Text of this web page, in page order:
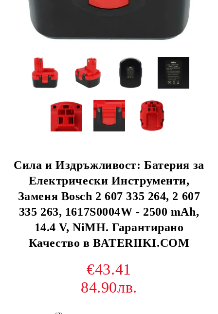
Сила и Издръжливост: Батерия за
Електрически Инструменти,
Заменя Bosch 2 607 335 264, 2 607
335 263, 1617S0004W - 2500 mAh,
14.4 V, NiMH. Гарантирано
Качество в BATERIIKI.COM
€43.41
84.90лв.